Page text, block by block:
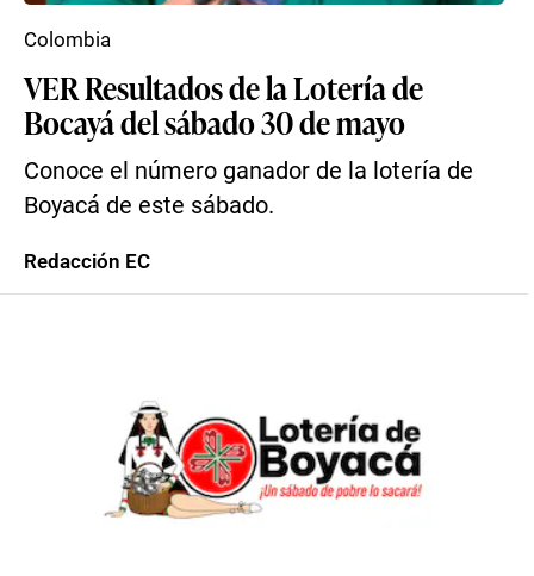
VER Resultados de la Lotería de
Bocayá del sábado 30 de mayo
Conoce el número ganador de la lotería de
Boyacá de este sábado.
Colombia
Redacción EC